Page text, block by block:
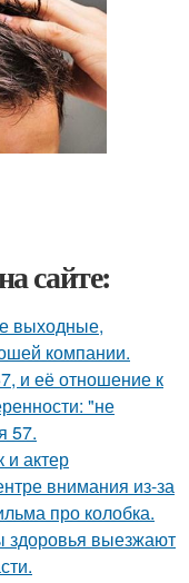
сайте:
выходные,
компании.
и её отношение к
"не
57.
и актер
внимания из-за
про колобка.
здоровья выезжают